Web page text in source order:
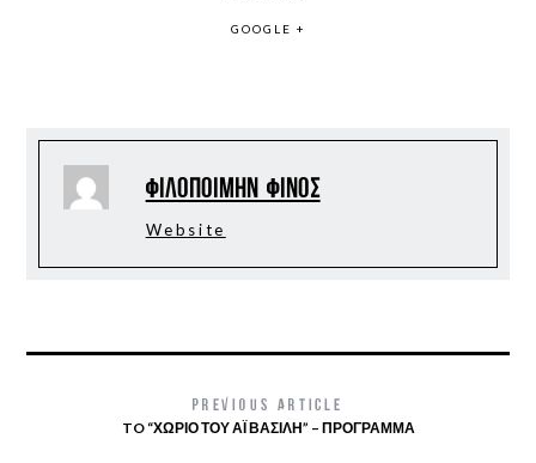
GOOGLE +
Φιλοποίμην Φίνος
Website
PREVIOUS ARTICLE
TO “ΧΩΡΙΌ ΤΟΥ ΆΙ ΒΑΣΊΛΗ” – ΠΡΌΓΡΑΜΜΑ